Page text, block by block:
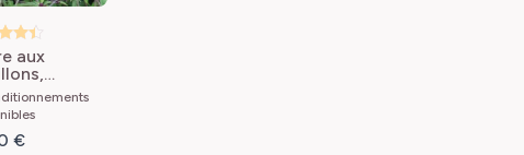
aux
ou
davidii
Red
x
€